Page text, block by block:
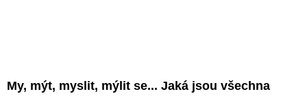
My, mýt, myslit, mýlit se... Jaká jsou všechna